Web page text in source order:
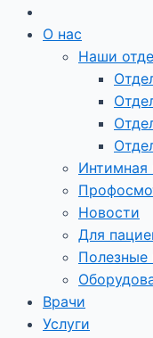
О нас
Наши
Интимная
Новости
Для
Полезные
Врачи
Услуги